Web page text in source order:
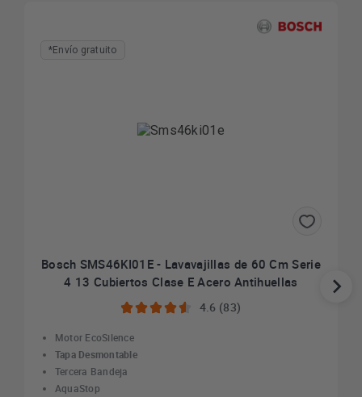
*Envío gratuito
Bosch SMS46KI01E - Lavavajillas de 60 Cm Serie
4 13 Cubiertos Clase E Acero Antihuellas
4.6 (83)
Motor EcoSilence
Tapa Desmontable
Tercera Bandeja
AquaStop